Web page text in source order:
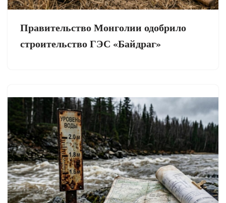
Правительство Монголии одобрило
строительство ГЭС «Байдраг»